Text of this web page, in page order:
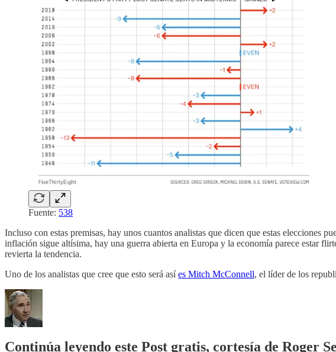
Fuente: 538
Incluso con estas premisas, hay unos cuantos analistas que dicen que estas elecciones
inflación sigue altísima, hay una guerra abierta en Europa y la economía parece estar
revierta la tendencia.
Uno de los analistas que cree que esto será asíes Mitch McConnell, el líder de los
Continúa leyendo este Post gratis, cortesía de Roger